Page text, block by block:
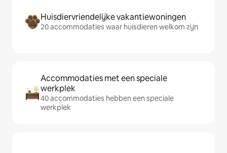
Huisdiervriendelijke vakantiewoningen
20 accommodaties waar huisdieren welkom zijn
Accommodaties met een speciale
werkplek
40 accommodaties hebben een speciale
werkplek